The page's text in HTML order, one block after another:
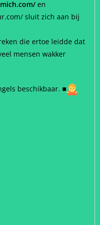
en
sluit zich aan bij
die ertoe leidde dat
mensen wakker
beschikbaar. ■